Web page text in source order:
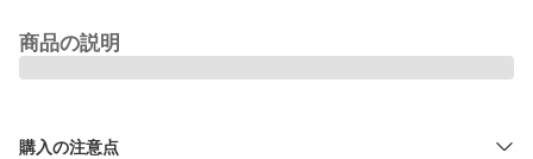
商品の説明
購入の注意点